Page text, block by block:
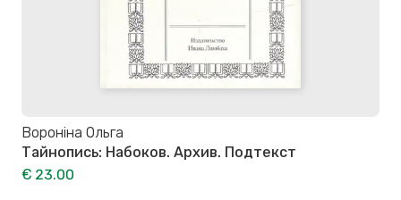
Вороніна Ольга
Тайнопись: Набоков. Архив. Подтекст
€ 23.00